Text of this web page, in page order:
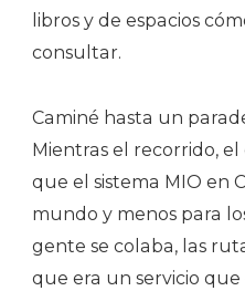
libros y de espacios
consultar.
Caminé hasta un
Mientras el recorrido,
que el sistema MIO en
mundo y menos para
gente se colaba, las
que era un servicio